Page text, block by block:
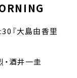
『大島由香里
井一圭